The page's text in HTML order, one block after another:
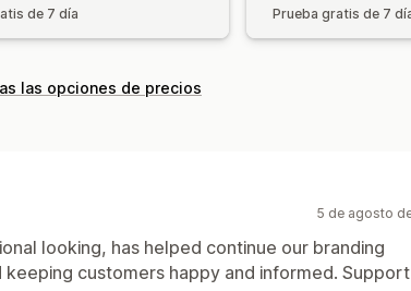
de 7 día Prueba gratis de 7
las opciones de precios
5 de agosto
looking, has helped continue our branding
customers happy and informed.